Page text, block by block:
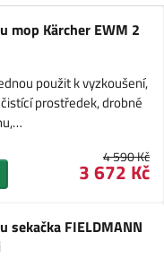
mop Kärcher EWM 2
použit k vyzkoušení,
prostředek, drobné
4 590 Kč
3 672 Kč
sekačka FIELDMANN